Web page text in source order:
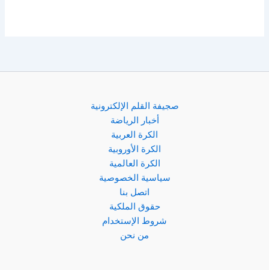
صجيفة القلم الإلكترونية
أخبار الرياضة
الكرة العربية
الكرة الأوروبية
الكرة العالمية
سياسية الخصوصية
اتصل بنا
حقوق الملكية
شروط الإستخدام
من نحن